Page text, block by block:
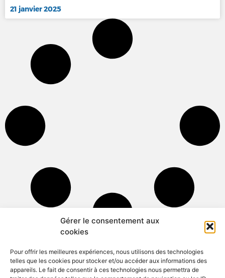
Gérer le consentement aux
cookies
Pour offrir les meilleures expériences, nous utilisons des technologies
telles que les cookies pour stocker et/ou accéder aux informations des
appareils. Le fait de consentir à ces technologies nous permettra de
21 janvier 2025